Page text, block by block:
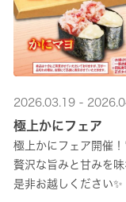
2026.03.19 -
極上かにフェア
極上かにフェア開催！
贅沢な旨みと甘みを
是非お越しください✨